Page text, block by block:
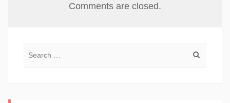
Comments are closed.